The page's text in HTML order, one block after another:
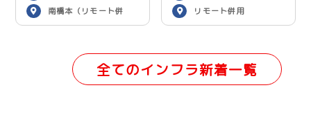
南橋本（リモート併
用）
リモート併用
全てのインフラ新着一覧